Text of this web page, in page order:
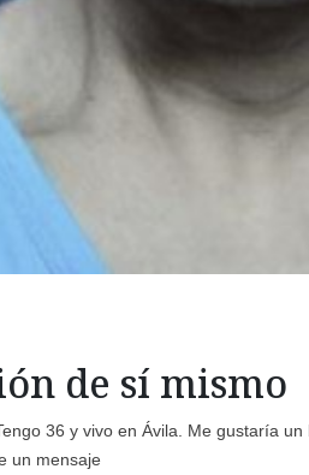
de sí mismo
36 y vivo en Ávila. Me gustaría
un mensaje